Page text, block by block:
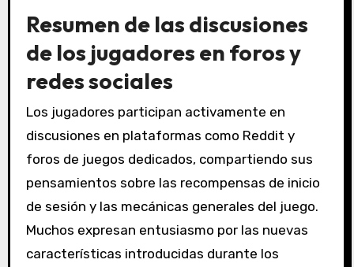
Resumen de las discusiones
de los jugadores en foros y
redes sociales
Los jugadores participan activamente en
discusiones en plataformas como Reddit y
foros de juegos dedicados, compartiendo sus
pensamientos sobre las recompensas de inicio
de sesión y las mecánicas generales del juego.
Muchos expresan entusiasmo por las nuevas
características introducidas durante los